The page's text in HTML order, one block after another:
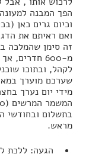
הפך המבנה
וכיום גרים כאן
ואם ראיתם את
זה סימן שהמלכה
לקהל, ובתוכו
שערכם מוערך
מידי יום נערך
בתשלום ובחודשי
מראש.